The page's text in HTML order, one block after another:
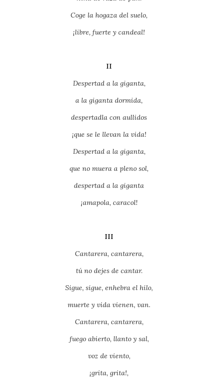
Coge la hogaza del suelo,
¡libre, fuerte y candeal!
II
Despertad a la giganta,
a la giganta dormida,
despertadla con aullidos
¡que se le llevan la vida!
Despertad a la giganta,
que no muera a pleno sol,
despertad a la giganta
¡amapola, caracol!
III
Cantarera, cantarera,
tú no dejes de cantar.
Sigue, sigue, enhebra el hilo,
muerte y vida vienen, van.
Cantarera, cantarera,
fuego abierto, llanto y sal,
voz de viento,
¡grita, grita!,